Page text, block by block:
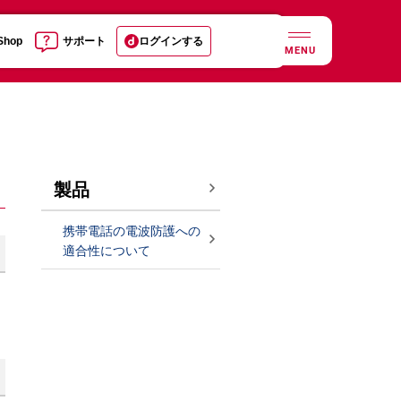
サポート ログインする
MENU
製品
携帯電話の電波防護への
適合性について